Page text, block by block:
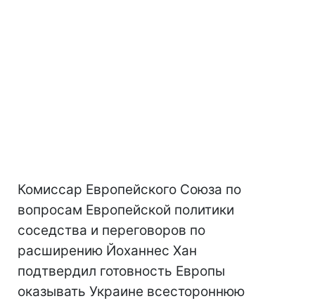
Комиссар Европейского Союза по
вопросам Европейской политики
соседства и переговоров по
расширению Йоханнес Хан
подтвердил готовность Европы
оказывать Украине всестороннюю